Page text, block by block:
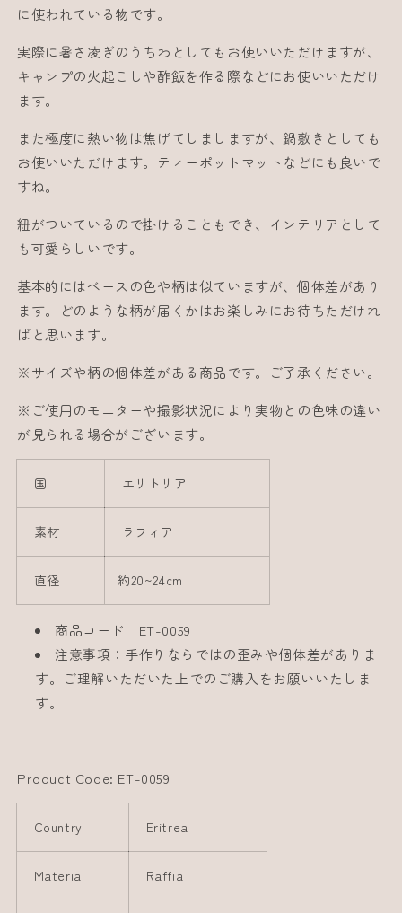
に使われている物です。
実際に暑さ凌ぎのうちわとしてもお使いいただけますが、
キャンプの火起こしや酢飯を作る際などにお使いいただけ
ます。
また極度に熱い物は焦げてしましますが、鍋敷きとしても
お使いいただけます。ティーポットマットなどにも良いで
すね。
紐がついているので掛けることもでき、インテリアとして
も可愛らしいです。
基本的にはベースの色や柄は似ていますが、個体差があり
ます。どのような柄が届くかはお楽しみにお待ちただけれ
ばと思います。
※サイズや柄の個体差がある商品です。ご了承ください。
※ご使用のモニターや撮影状況により実物との色味の違い
が見られる場合がございます。
国 エリトリア
素材 ラフィア
直径 約20~24cm
商品コード ET-0059
注意事項：手作りならではの歪みや個体差がありま
す。ご理解いただいた上でのご購入をお願いいたしま
す。
Product Code: ET-0059
Country Eritrea
Material Raffia